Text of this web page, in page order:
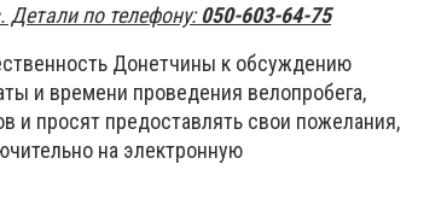
Детали по телефону:050-603-64-75
Донетчины к обсуждению
и времени проведения велопробега,
и просят предоставлять свои пожелания,
на электронную